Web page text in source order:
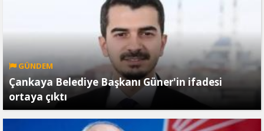
GÜNDEM
Çankaya Belediye Başkanı Güner'in ifadesi
ortaya çıktı